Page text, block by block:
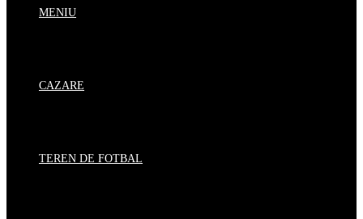
MENIU
CAZARE
TEREN DE FOTBAL